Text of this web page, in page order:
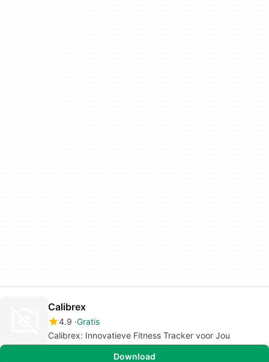
Calibrex
4.9 Gratis
Calibrex: Innovatieve Fitness Tracker voor Jou
Download